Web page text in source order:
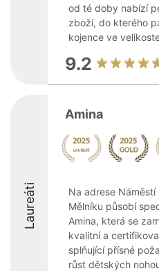
od té doby nabízí
zboží, do kterého
kojence ve
9.2
Laureáti
Amina
Na adrese
Mělníku působí
Amina, která se
kvalitní a
splňující přísné
růst dětských